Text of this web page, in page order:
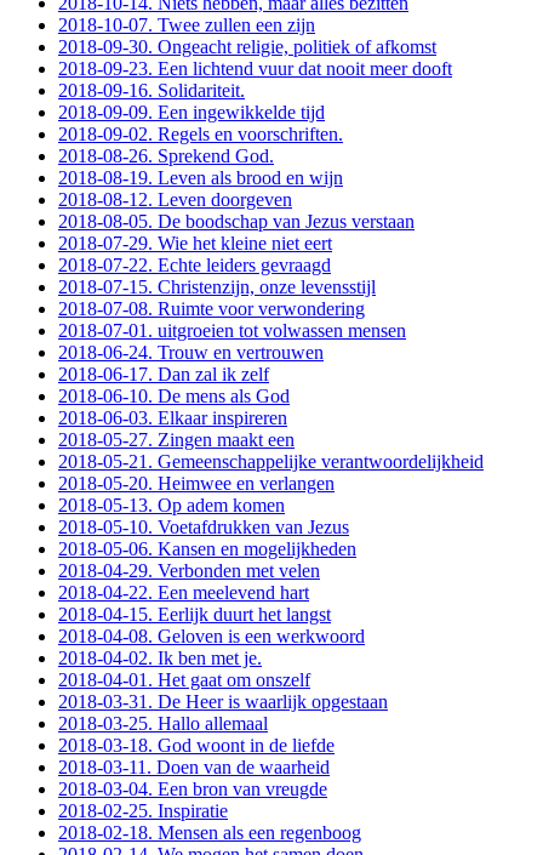
2018-10-07. Twee zullen een zijn
2018-09-30. Ongeacht religie, politiek of afkomst
2018-09-23. Een lichtend vuur dat nooit meer dooft
2018-09-16. Solidariteit.
2018-09-09. Een ingewikkelde tijd
2018-09-02. Regels en voorschriften.
2018-08-26. Sprekend God.
2018-08-19. Leven als brood en wijn
2018-08-12. Leven doorgeven
2018-08-05. De boodschap van Jezus verstaan
2018-07-29. Wie het kleine niet eert
2018-07-22. Echte leiders gevraagd
2018-07-15. Christenzijn, onze levensstijl
2018-07-08. Ruimte voor verwondering
2018-07-01. uitgroeien tot volwassen mensen
2018-06-24. Trouw en vertrouwen
2018-06-17. Dan zal ik zelf
2018-06-10. De mens als God
2018-06-03. Elkaar inspireren
2018-05-27. Zingen maakt een
2018-05-21. Gemeenschappelijke verantwoordelijkheid
2018-05-20. Heimwee en verlangen
2018-05-13. Op adem komen
2018-05-10. Voetafdrukken van Jezus
2018-05-06. Kansen en mogelijkheden
2018-04-29. Verbonden met velen
2018-04-22. Een meelevend hart
2018-04-15. Eerlijk duurt het langst
2018-04-08. Geloven is een werkwoord
2018-04-02. Ik ben met je.
2018-04-01. Het gaat om onszelf
2018-03-31. De Heer is waarlijk opgestaan
2018-03-25. Hallo allemaal
2018-03-18. God woont in de liefde
2018-03-11. Doen van de waarheid
2018-03-04. Een bron van vreugde
2018-02-25. Inspiratie
2018-02-18. Mensen als een regenboog